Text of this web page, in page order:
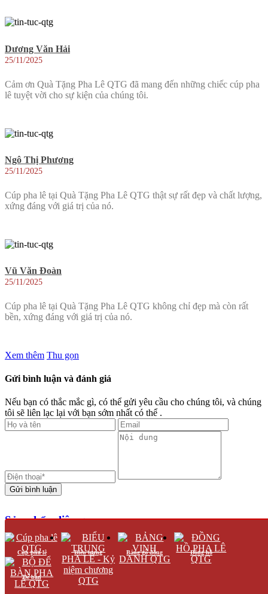
Dương Văn Hải
25/11/2025
Cảm ơn Quà Tặng Pha Lê QTG đã mang đến những chiếc cúp pha
lê tuyệt vời cho sự kiện của chúng tôi.
Ngô Thị Phương
25/11/2025
Cúp pha lê tại Quà Tặng Pha Lê QTG thật sự rất đẹp và chất lượng,
xứng đáng với giá trị của nó.
Vũ Văn Đoàn
25/11/2025
Cúp pha lê tại Quà Tặng Pha Lê QTG không chỉ đẹp mà còn rất
bền, xứng đáng với giá trị của nó.
Xem thêm Thu gọn
Gửi bình luận và đánh giá
Nếu bạn có thắc mắc gì, có thể gửi yêu cầu cho chúng tôi, và chúng
tôi sẽ liên lạc lại với bạn sớm nhất có thể .
Gửi bình luận
Sản phẩm liên quan
-5%
Chặn giấy - Để bàn pha lê mã 043
Cúp pha lê Biểu trưng Bảng gỗ đồng Đồng hồ
Để bàn